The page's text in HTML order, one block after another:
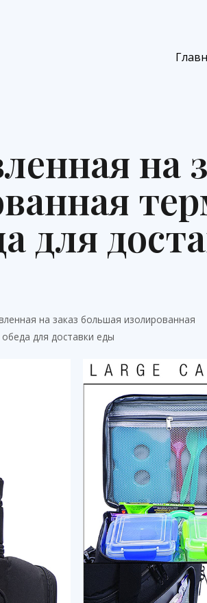
на
для
на заказ большая изолированная
для доставки еды